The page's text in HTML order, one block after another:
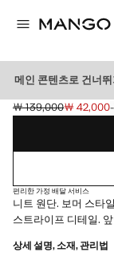
메인 콘텐츠로 건너뛰
니트 보머 자켓
초기 가격 취소선 [￦
￦ 139,000
현재 가격 [￦ 42,000 ]
￦ 42,000
색상을 선택하세요
편리한 가정 배달 서비스
니트 원단. 보머 스타
스트라이프 디테일.
상세 설명, 소재, 관리법